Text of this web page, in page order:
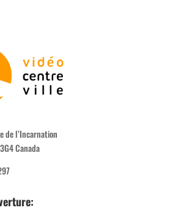
l’Incarnation
Canada